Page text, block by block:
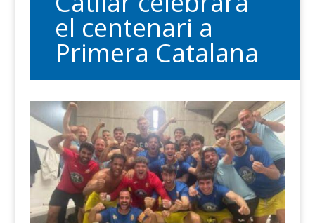
el centenari a
Primera Catalana